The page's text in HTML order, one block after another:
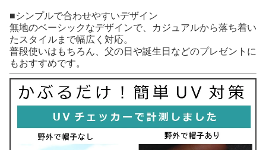
■シンプルで合わせやすいデザイン
無地のベーシックなデザインで、カジュアルから落ち着い
たスタイルまで幅広く対応。
普段使いはもちろん、父の日や誕生日などのプレゼントに
もおすすめです。